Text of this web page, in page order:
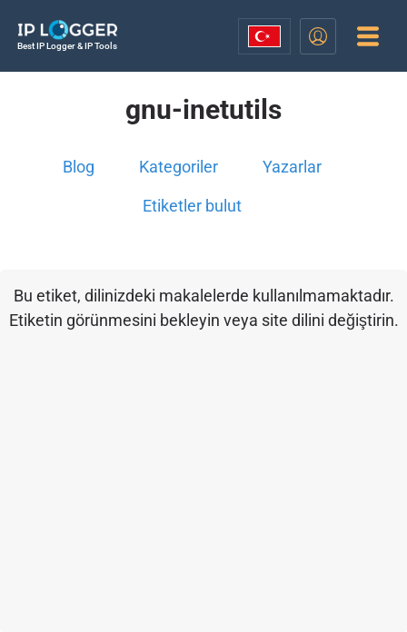
Best IP Logger & IP Tools
gnu-inetutils
Blog Kategoriler Yazarlar
Etiketler bulut